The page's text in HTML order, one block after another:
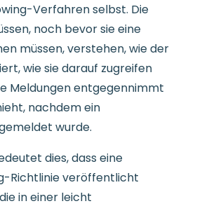
Verfahren selbst. Die
noch bevor sie eine
müssen, verstehen, wie der
wie sie darauf zugreifen
Meldungen entgegennimmt
nachdem ein
wurde.
dies, dass eine
Richtlinie veröffentlicht
in einer leicht